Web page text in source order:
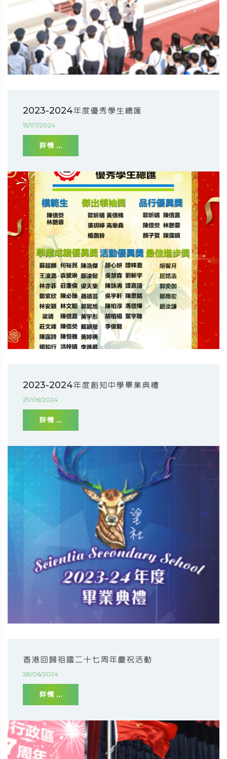
2023-2024年度優秀學生總匯
15/07/2024
詳情 ...
2023-2024年度創知中學畢業典禮
29/06/2024
詳情 ...
香港回歸祖國二十七周年慶祝活動
28/06/2024
詳情 ...